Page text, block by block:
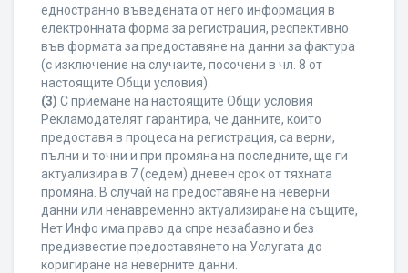
едностранно въведената от него информация в
електронната форма за регистрация, респективно
във формата за предоставяне на данни за фактура
(с изключение на случаите, посочени в чл. 8 от
настоящите Общи условия).
(3) С приемане на настоящите Общи условия
Рекламодателят гарантира, че данните, които
предоставя в процеса на регистрация, са верни,
пълни и точни и при промяна на последните, ще ги
актуализира в 7 (седем) дневен срок от тяхната
промяна. В случай на предоставяне на неверни
данни или ненавременно актуализиране на същите,
Нет Инфо има право да спре незабавно и без
предизвестие предоставянето на Услугата до
коригиране на неверните данни.